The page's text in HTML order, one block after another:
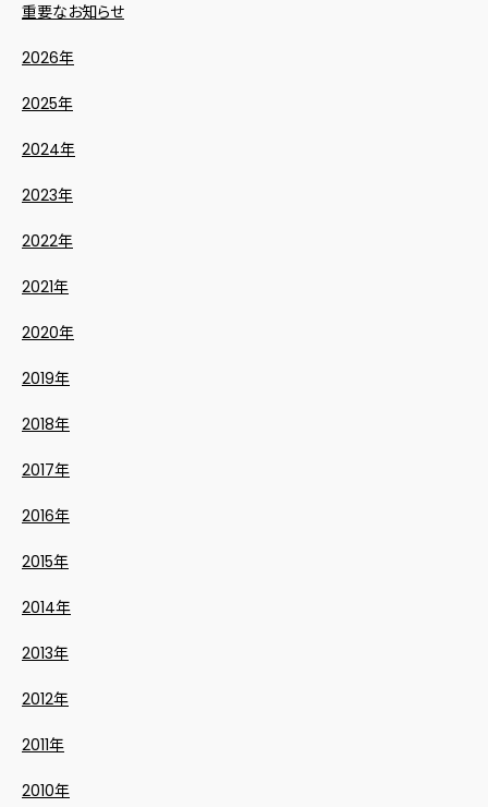
重要なお知らせ
2026年
2025年
2024年
2023年
2022年
2021年
2020年
2019年
2018年
2017年
2016年
2015年
2014年
2013年
2012年
2011年
2010年